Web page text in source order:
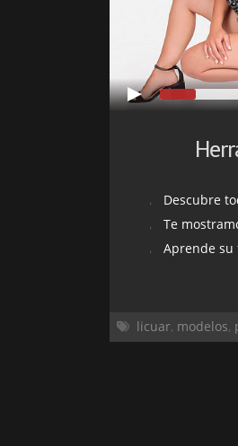
Descubre
Te
Aprende su
licuar, modelos,